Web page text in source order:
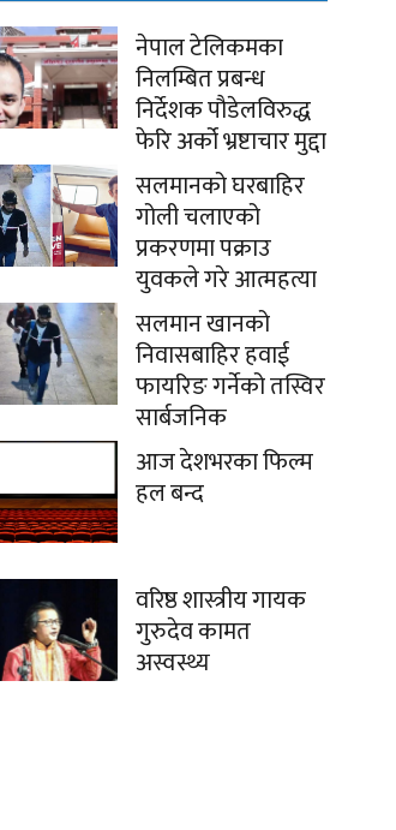
नेपाल टेलिकमका
निलम्बित प्रबन्ध
निर्देशक पौडेलविरुद्ध
फेरि अर्को भ्रष्टाचार मुद्दा
सलमानको घरबाहिर
गोली चलाएको
प्रकरणमा पक्राउ
युवकले गरे आत्महत्या
सलमान खानको
निवासबाहिर हवाई
फायरिङ गर्नेको तस्विर
सार्बजनिक
आज देशभरका फिल्म
हल बन्द
वरिष्ठ शास्त्रीय गायक
गुरुदेव कामत
अस्वस्थ्य